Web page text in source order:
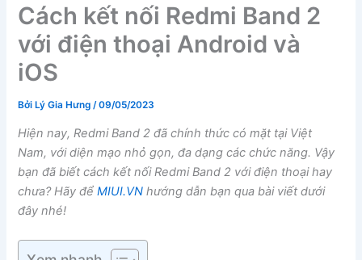
Cách kết nối Redmi Band 2
với điện thoại Android và
iOS
Bởi Lý Gia Hưng/09/05/2023
Hiện nay, Redmi Band 2 đã chính thức có mặt tại Việt
Nam, với diện mạo nhỏ gọn, đa dạng các chức năng. Vậy
bạn đã biết cách kết nối Redmi Band 2 với điện thoại hay
chưa? Hãy đểMIUI.VN hướng dẫn bạn qua bài viết dưới
đây nhé!